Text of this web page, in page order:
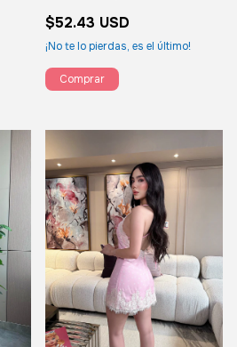
$52.43 USD
¡No te lo pierdas, es el último!
Comprar